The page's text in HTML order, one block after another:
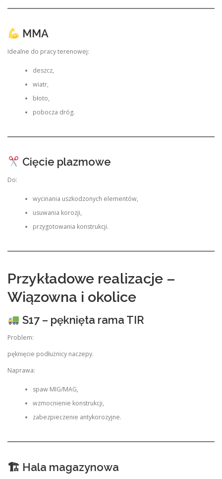
MMA
Idealne do pracy terenowej:
deszcz,
wiatr,
błoto,
pobocza dróg.
Cięcie plazmowe
Do:
wycinania uszkodzonych elementów,
usuwania korozji,
przygotowania konstrukcji.
Przykładowe realizacje –
Wiązowna i okolice
S17 – pęknięta rama TIR
Problem:
pęknięcie podłużnicy naczepy.
Naprawa:
spaw MIG/MAG,
wzmocnienie konstrukcji,
zabezpieczenie antykorozyjne.
🏗 Hala magazynowa